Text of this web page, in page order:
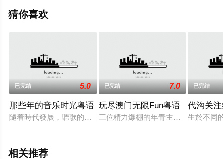
相关信息可移步至豆瓣综艺、电视猫或剧情网等平台了
猜你喜欢
已完结 5.0
那些年的音乐时光粤语
隨着時代發展，聽歌的模式雖然已經出現了不少轉變，人們的
已完结 7.0
玩尽澳门无限Fun粤语
三位精力爆棚的年青主持相約玩盡澳
已完结
代沟关
生於不同
相关推荐